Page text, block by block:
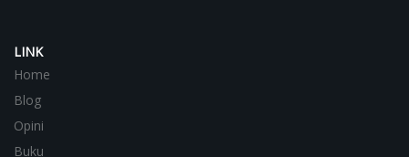
LINK
Home
Blog
Opini
Buku